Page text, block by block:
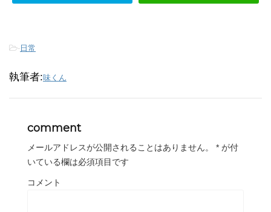
- 日常
執筆者:味くん
comment
メールアドレスが公開されることはありません。 * が付
いている欄は必須項目です
コメント